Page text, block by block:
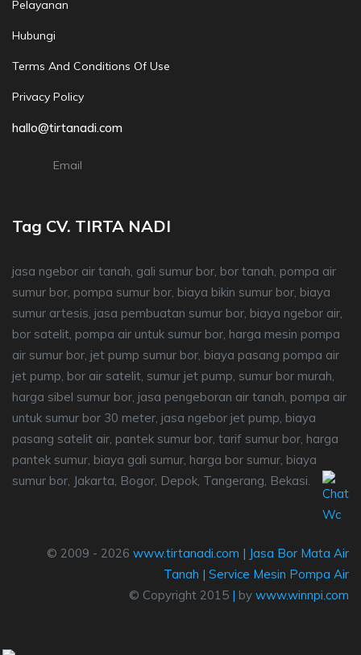
Pelayanan
Hubungi
Terms And Conditions Of Use
Privacy Policy
hallo@tirtanadi.com
Email
Tag CV. TIRTA NADI
jasa ngebor air tanah, gali sumur bor, bor tanah, pompa air
sumur bor, pompa sumur bor, biaya bikin sumur bor, biaya
sumur artesis, jasa pembuatan sumur bor, biaya ngebor air,
bor satelit, pompa air untuk sumur bor, harga mesin pompa
air sumur bor, jet pump sumur bor, biaya pasang pompa air
jet pump, bor air satelit, sumur jet pump, sumur bor murah,
harga sibel sumur bor, jasa pengeboran air tanah, pompa air
untuk sumur bor 30 meter, jasa ngebor jet pump, biaya
pasang satelit air, pantek sumur bor, tarif sumur bor, harga
pantek sumur, biaya gali sumur, harga bor sumur, biaya
sumur bor, Jakarta, Bogor, Depok, Tangerang, Bekasi.
© 2009 - 2026 www.tirtanadi.com | Jasa Bor Mata Air
Tanah | Service Mesin Pompa Air
© Copyright 2015 | by www.winnpi.com